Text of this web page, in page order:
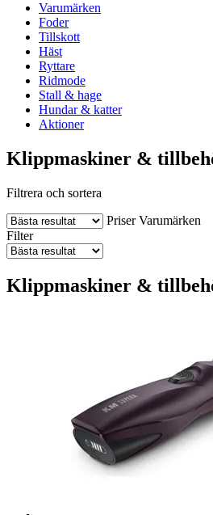
Varumärken
Foder
Tillskott
Häst
Ryttare
Ridmode
Stall & hage
Hundar & katter
Aktioner
Klippmaskiner &
Filtrera och sortera
Priser Varumärken
Filter
Klippmaskiner &